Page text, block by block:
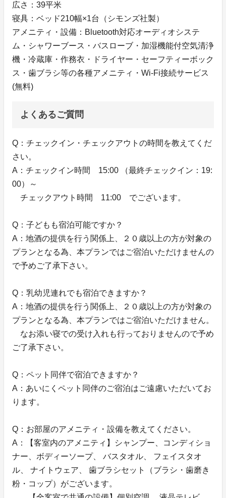
広さ：39平米
寝具：ベッド210幅×1台（シモンズ社製）
アメニティ・設備：Bluetooth対応オーディオシステ
ム・シャワーブース・バスローブ・加湿機能付空気清浄
機・冷蔵庫・作務衣・ドライヤー・セーフティーボック
ス・歯ブラシ等の各種アメニティ・Wi-Fi接続サービス
(無料)
よくあるご質問
Q：チェックイン・チェックアウトの時間を教えてくだ
さい。
A：チェックイン時間 15:00 （最終チェックイン：19:
00）～
チェックアウト時間 11:00 でございます。
Q：子どもも宿泊可能ですか？
A：地酒の提供を行う関係上、２０歳以上の方が対象の
プランとなる為、本プランではご宿泊いただけませんの
で予めご了承下さい。
Q：乳幼児連れでも宿泊できますか？
A：地酒の提供を行う関係上、２０歳以上の方が対象の
プランとなる為、本プランではご宿泊いただけません。
なお添い寝での受け入れも行っておりませんので予め
ご了承下さい。
Q：ペット同伴で宿泊できますか？
A：あいにくペット同伴のご宿泊はご遠慮いただいてお
ります。
Q：お部屋のアメニティ・設備を教えてください。
A：【客室内のアメニティ】シャンプー、コンディショ
ナー、ボディーソープ、 バスタオル、 フェイスタオ
ル、 ナイトウェア、 歯ブラシセット（ブラシ・歯磨き
粉・コップ）がございます。